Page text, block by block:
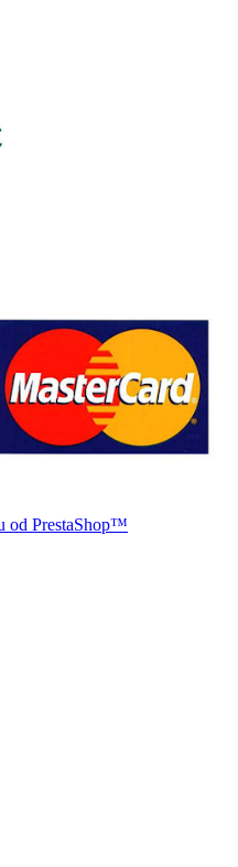
od PrestaShop™